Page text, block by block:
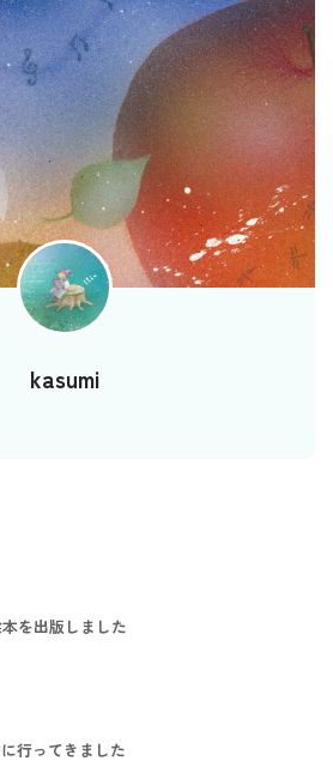
kasumi
を出版しました
行ってきました